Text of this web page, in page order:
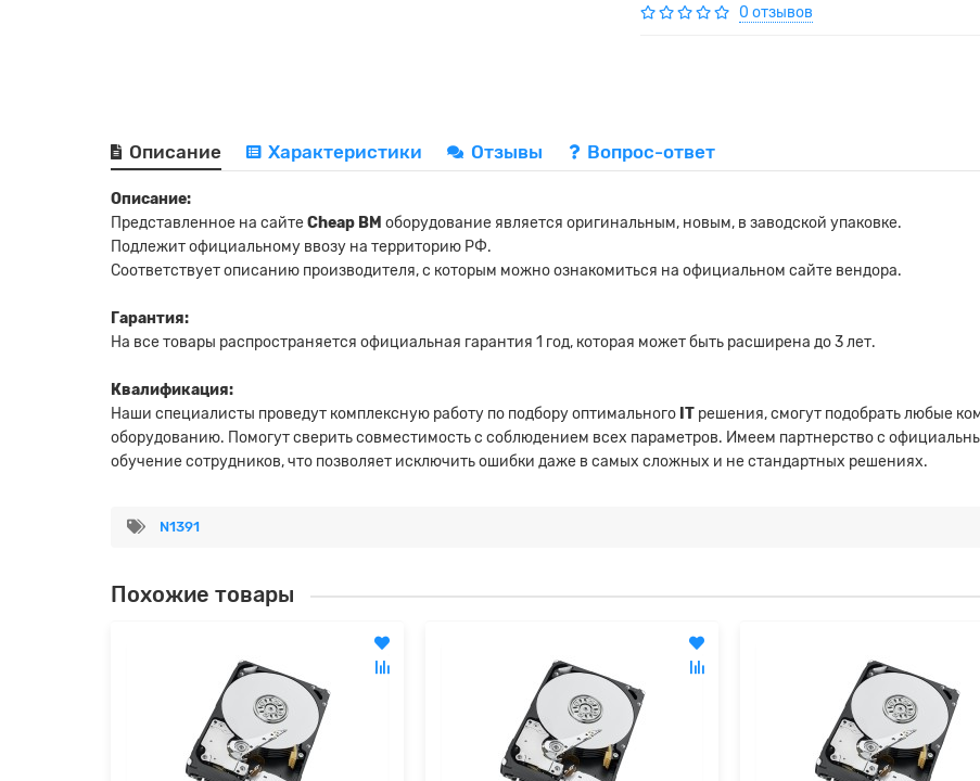
0 отзывов
Описание Характеристики Отзывы Вопрос-ответ
Описание:
Представленное на сайтеCheap BM оборудование является оригинальным, новым, в заводской упаковке.
Подлежит официальному ввозу на территорию РФ.
Соответствует описанию производителя, с которым можно ознакомиться на официальном сайте вендора.
Гарантия:
На все товары распространяется официальная гарантия 1 год, которая может быть расширена до 3 лет.
Квалификация:
Наши специалисты проведут комплексную работу по подбору оптимального IT решения, смогут подобрать любые
оборудованию. Помогут сверить совместимость с соблюдением всех параметров. Имеем партнерство с
обучение сотрудников, что позволяет исключить ошибки даже в самых сложных и не стандартных решениях.
N1391
Похожие товары